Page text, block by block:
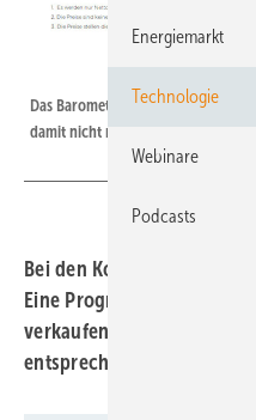
Das Barometer der Modulpreise
damit nicht mehr möglich.
Bei den Kosten für
Eine Prognose ist
verkaufen immer noch
entsprechenden
Energiemarkt
Technologie
Webinare
Podcasts